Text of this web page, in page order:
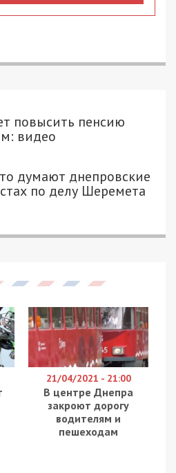
повысить пенсию
видео
думают днепровские
по делу Шеремета
21/04/2021 - 21:00
В центре Днепра
закроют дорогу
водителям и
пешеходам